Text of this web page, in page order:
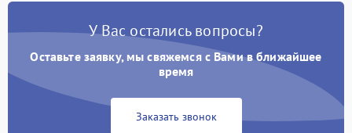
У Вас остались вопросы?
Оставьте заявку, мы свяжемся с Вами в ближайшее
время
Заказать звонок